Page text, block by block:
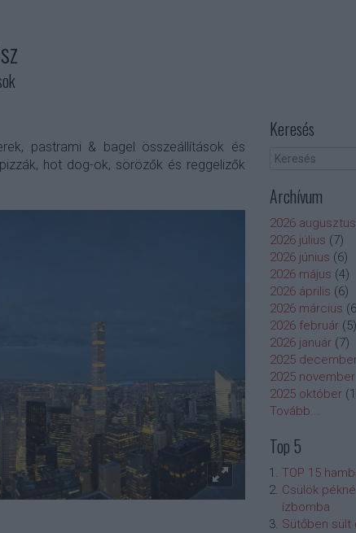
pastrami & bagel összeállítások és
hot dog-ok, sörözők és reggelizők
Keresés
Archívum
2026 augusztus
2026 július (7)
2026 június (6)
2026 május (4)
2026 április (6)
2026 március (6
2026 február (5)
2026 január (7)
2025
2025 november
2025 október (
Tovább...
Top 5
TOP 15
Csülök
ízbomba
Sütőben sült